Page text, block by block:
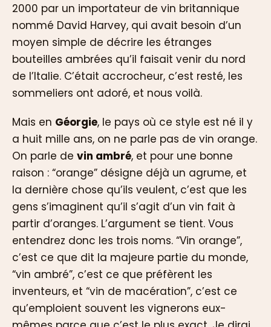
2000 par un importateur de vin britannique
nommé David Harvey, qui avait besoin d’un
moyen simple de décrire les étranges
bouteilles ambrées qu’il faisait venir du nord
de l’Italie. C’était accrocheur, c’est resté, les
sommeliers ont adoré, et nous voilà.
Mais en Géorgie, le pays où ce style est né il y
a huit mille ans, on ne parle pas de vin orange.
On parle de vin ambré, et pour une bonne
raison : “orange” désigne déjà un agrume, et
la dernière chose qu’ils veulent, c’est que les
gens s’imaginent qu’il s’agit d’un vin fait à
partir d’oranges. L’argument se tient. Vous
entendrez donc les trois noms. “Vin orange”,
c’est ce que dit la majeure partie du monde,
“vin ambré”, c’est ce que préfèrent les
inventeurs, et “vin de macération”, c’est ce
qu’emploient souvent les vignerons eux-